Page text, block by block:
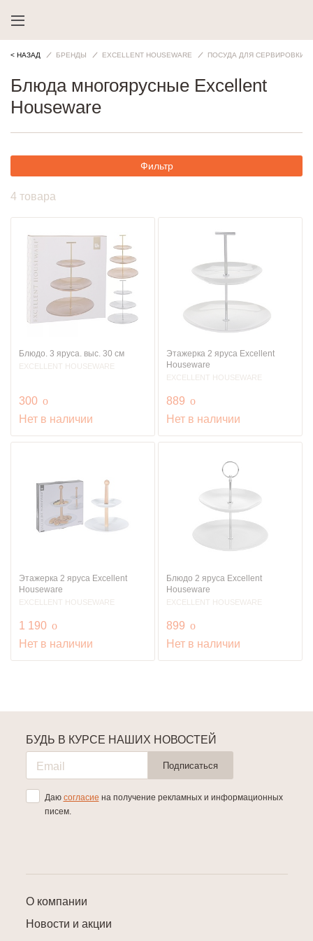
< НАЗАД БРЕНДЫ EXCELLENT HOUSEWARE ПОСУДА ДЛЯ СЕРВИРОВКИ
Блюда многоярусные Excellent
Houseware
Фильтр
4 товара
Блюдо. 3 яруса. выс. 30 см
EXCELLENT HOUSEWARE
300 руб.
o
Нет в наличии
Этажерка 2 яруса Excellent
Houseware
EXCELLENT HOUSEWARE
889 руб.
o
Нет в наличии
Этажерка 2 яруса Excellent
Houseware
EXCELLENT HOUSEWARE
1 190 руб.
o
Нет в наличии
Блюдо 2 яруса Excellent
Houseware
EXCELLENT HOUSEWARE
899 руб.
o
Нет в наличии
О компании
Новости и акции
БУДЬ В КУРСЕ НАШИХ НОВОСТЕЙ
Подписаться
Даю согласие на получение рекламных и информационных
писем.